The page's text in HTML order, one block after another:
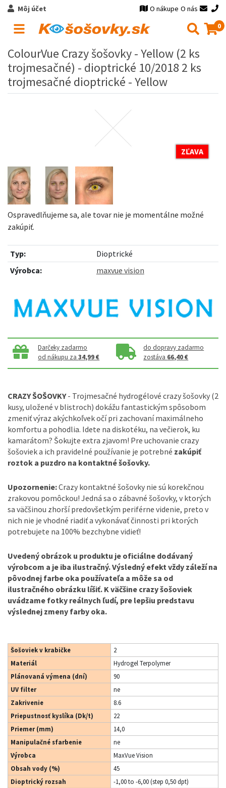
Môj účet O nákupe O nás
0
ColourVue Crazy šošovky - Yellow (2 ks
trojmesačné) - dioptrické 10/2018 2 ks
trojmesačné dioptrické - Yellow
ZĽAVA
Ospravedlňujeme sa, ale tovar nie je momentálne možné
zakúpiť.
Typ:
Dioptrické
Výrobca:
maxvue vision
Darčeky zadarmo
od nákupu za34,99 €
do dopravy zadarmo
zostáva 66,40 €
CRAZY ŠOŠOVKY- Trojmesačné hydrogélové crazy šošovky (2
kusy, uložené v blistroch) dokážu fantastickým spôsobom
zmeniť výraz akýchkoľvek očí pri zachovaní maximálneho
komfortu a pohodlia. Idete na diskotéku, na večierok, ku
kamarátom? Šokujte extra zjavom! Pre uchovanie crazy
šošoviek a ich pravidelné používanie je potrebné zakúpiť
roztok a puzdro na kontaktné šošovky.
Upozornenie:Crazy kontaktné šošovky nie sú korekčnou
zrakovou pomôckou! Jedná sa o zábavné šošovky, v ktorých
sa väčšinou zhorší predovšetkým periférne videnie, preto v
nich nie je vhodné riadiť a vykonávať činnosti pri ktorých
potrebujete na 100% bezchybne vidieť!
Uvedený obrázok u produktu je oficiálne dodávaný
výrobcom a je iba ilustračný. Výsledný efekt vždy záleží na
pôvodnej farbe oka používateľa a môže sa od
ilustračného obrázku líšiť. K väčšine crazy šošoviek
uvádzame fotky reálnych ľudí, pre lepšiu predstavu
výslednej zmeny farby oka.
Šošoviek v krabičke
2
Materiál
Hydrogel Terpolymer
Plánovaná výmena (dní)
90
UV filter
ne
Zakrivenie
8.6
Priepustnosť kyslíka (Dk/t)
22
Priemer (mm)
14,0
Manipulačné sfarbenie
ne
Výrobca
MaxVue Vision
Obsah vody (%)
45
Dioptrický rozsah
-1,00 to -6,00 (step 0,50 dpt)